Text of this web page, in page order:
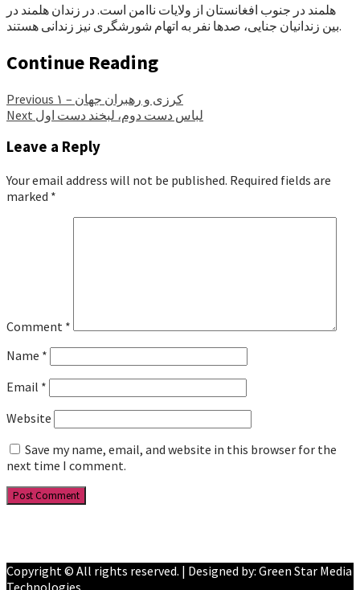
هلمند در جنوب افغانستان از ولایات ناامن است. در زندان هلمند در
بین زندانیان جنایی، صدها نفر به اتهام شورشگری نیز زندانی هستند.
Continue Reading
Previous
کرزی و رهبران جهان – ۱
Next لباس دست دوم، لبخند دست اول
Leave a Reply
Your email address will not be published. Required fields are
marked *
Comment *
Name *
Email *
Website
Save my name, email, and website in this browser for the
next time I comment.
Copyright © All rights reserved. | Designed by: Green Star Media